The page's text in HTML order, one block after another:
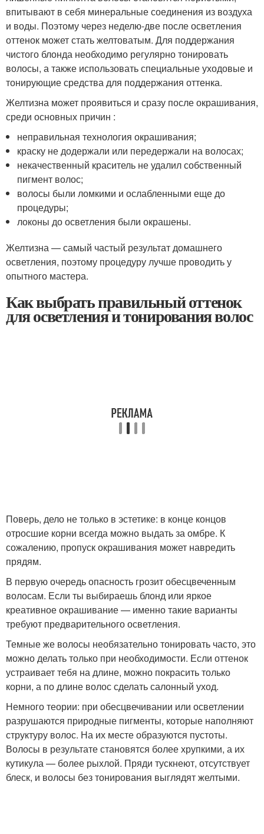
впитывают в себя минеральные соединения из воздуха
и воды. Поэтому через неделю-две после осветления
оттенок может стать желтоватым. Для поддержания
чистого блонда необходимо регулярно тонировать
волосы, а также использовать специальные уходовые и
тонирующие средства для поддержания оттенка.
Желтизна может проявиться и сразу после окрашивания,
среди основных причин :
неправильная технология окрашивания;
краску не додержали или передержали на волосах;
некачественный краситель не удалил собственный
пигмент волос;
волосы были ломкими и ослабленными еще до
процедуры;
локоны до осветления были окрашены.
Желтизна — самый частый результат домашнего
осветления, поэтому процедуру лучше проводить у
опытного мастера.
Как выбрать правильный оттенок
для осветления и тонирования волос
Поверь, дело не только в эстетике: в конце концов
отросшие корни всегда можно выдать за омбре. К
сожалению, пропуск окрашивания может навредить
прядям.
В первую очередь опасность грозит обесцвеченным
волосам. Если ты выбираешь блонд или яркое
креативное окрашивание — именно такие варианты
требуют предварительного осветления.
Темные же волосы необязательно тонировать часто, это
можно делать только при необходимости. Если оттенок
устраивает тебя на длине, можно покрасить только
корни, а по длине волос сделать салонный уход.
Немного теории: при обесцвечивании или осветлении
разрушаются природные пигменты, которые наполняют
структуру волос. На их месте образуются пустоты.
Волосы в результате становятся более хрупкими, а их
кутикула — более рыхлой. Пряди тускнеют, отсутствует
блеск, и волосы без тонирования выглядят желтыми.